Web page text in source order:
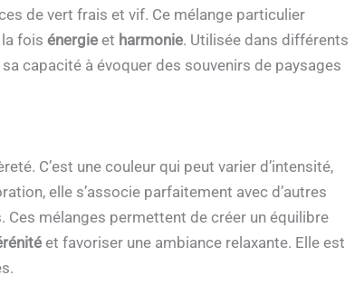
de vert frais et vif. Ce mélange particulier
fois énergie et harmonie. Utilisée dans différents
capacité à évoquer des souvenirs de paysages
C’est une couleur qui peut varier d’intensité,
elle s’associe parfaitement avec d’autres
Ces mélanges permettent de créer un équilibre
et favoriser une ambiance relaxante. Elle est